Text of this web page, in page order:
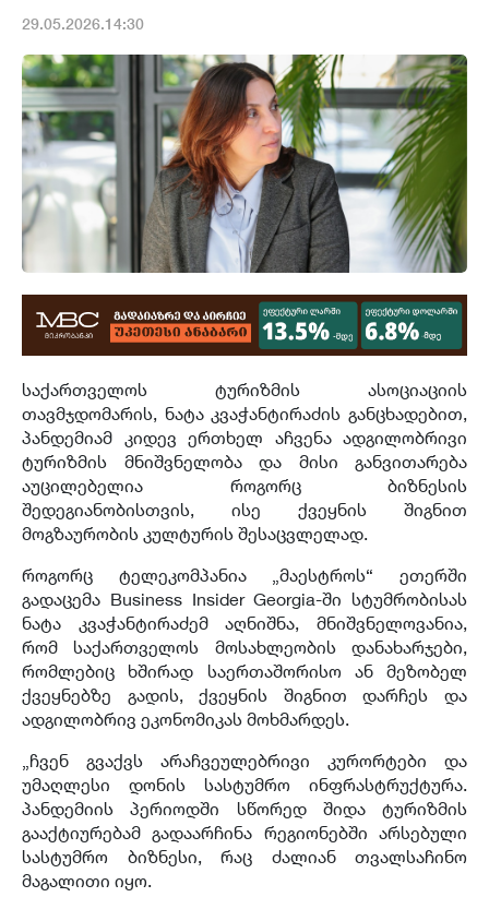
29.05.2026.14:30
საქართველოს ტურიზმის ასოციაციის
თავმჯდომარის, ნატა კვაჭანტირაძის განცხადებით,
პანდემიამ კიდევ ერთხელ აჩვენა ადგილობრივი
ტურიზმის მნიშვნელობა და მისი განვითარება
აუცილებელია როგორც ბიზნესის
შედეგიანობისთვის, ისე ქვეყნის შიგნით
მოგზაურობის კულტურის შესაცვლელად.
როგორც ტელეკომპანია „მაესტროს“ ეთერში
გადაცემა Business Insider Georgia-ში სტუმრობისას
ნატა კვაჭანტირაძემ აღნიშნა, მნიშვნელოვანია,
რომ საქართველოს მოსახლეობის დანახარჯები,
რომლებიც ხშირად საერთაშორისო ან მეზობელ
ქვეყნებზე გადის, ქვეყნის შიგნით დარჩეს და
ადგილობრივ ეკონომიკას მოხმარდეს.
„ჩვენ გვაქვს არაჩვეულებრივი კურორტები და
უმაღლესი დონის სასტუმრო ინფრასტრუქტურა.
პანდემიის პერიოდში სწორედ შიდა ტურიზმის
გააქტიურებამ გადაარჩინა რეგიონებში არსებული
სასტუმრო ბიზნესი, რაც ძალიან თვალსაჩინო
მაგალითი იყო.